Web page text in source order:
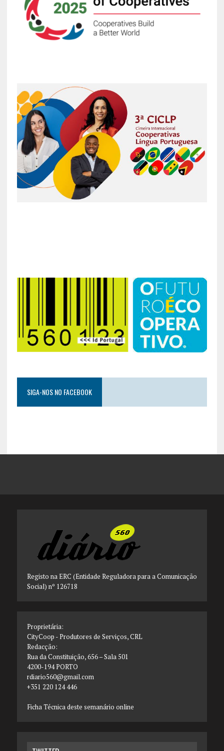
SIGA-NOS NO FACEBOOK
Registo na ERC (Entidade Reguladora para a Comunicação
Social) nº 126718
Proprietária:
CityCoop - Produtores de Serviços, CRL
Redacção:
Rua da Constituição, 656 – Sala 501
4200-194 PORTO
rdiario560@gmail.com
+351 220 124 446
Ficha Técnica deste semanário online